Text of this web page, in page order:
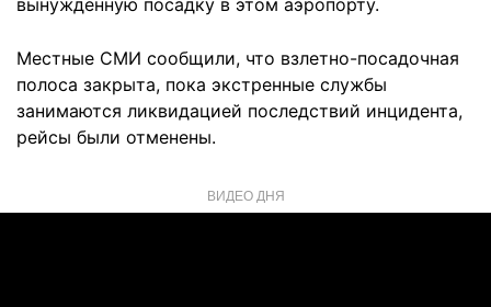
вынужденную посадку в этом аэропорту.
Местные СМИ сообщили, что взлетно-посадочная
полоса закрыта, пока экстренные службы
занимаются ликвидацией последствий инцидента,
рейсы были отменены.
ВИДЕО ДНЯ